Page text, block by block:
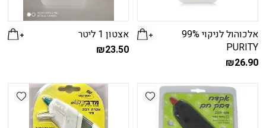
אלכוהול לניקוי 99%
PURITY
₪26.90
אצטון 1 ליטר
₪23.50
Add wishlist